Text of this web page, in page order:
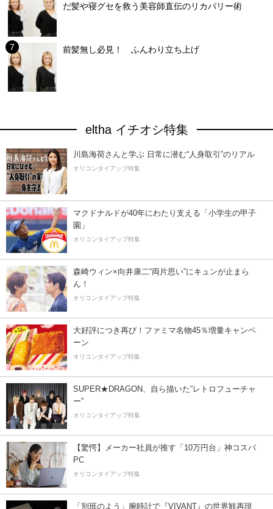
だ髪や寝グセを救う美容師直伝のリカバリー術
前髪無し必見！ ふんわり立ち上げ
eltha イチオシ特集
川島海荷さんと学ぶ 日常に潜む“人身取引”のリアル
オリコンタイアップ特集
マクドナルドが40年にわたり支える「小学生の甲子
園」
オリコンタイアップ特集
森崎ウィン×向井康二“両片思い”にキュンが止まら
ん！
オリコンタイアップ特集
大好評につき再び！ファミマ名物45％増量キャンペ
ーン
オリコンタイアップ特集
SUPER★DRAGON、自ら描いた”レトロフューチャ
ー”
オリコンタイアップ特集
【驚愕】メーカー社員が推す「10万円台」神コスパ
PC
オリコンタイアップ特集
「別班のよう」腕時計で『VIVANT』の世界観再現